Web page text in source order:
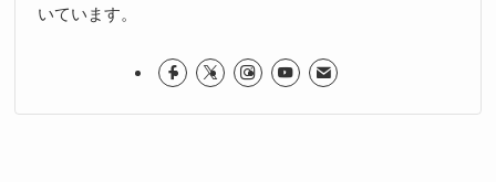
いています。